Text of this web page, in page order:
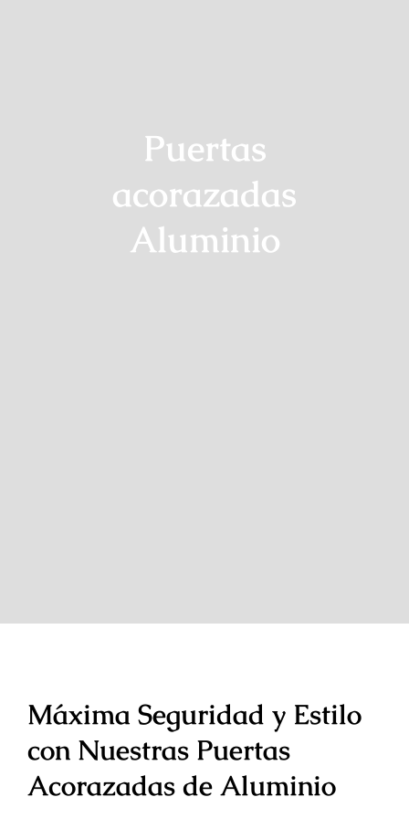
Puertas
acorazadas
Aluminio
Máxima Seguridad y Estilo
con Nuestras Puertas
Acorazadas de Aluminio